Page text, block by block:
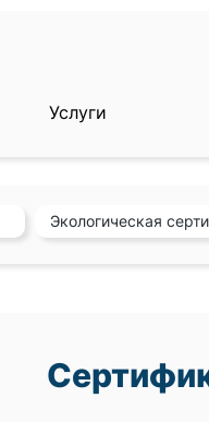
Услуги
Экологическая